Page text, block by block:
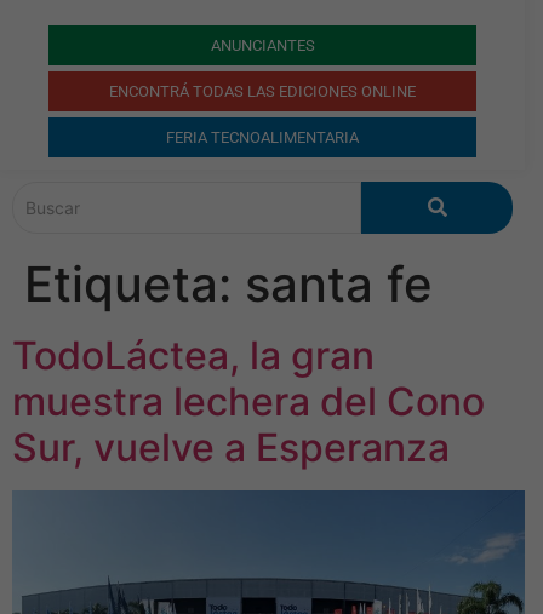
ANUNCIANTES
ENCONTRÁ TODAS LAS EDICIONES ONLINE
FERIA TECNOALIMENTARIA
Etiqueta: santa fe
TodoLáctea, la gran
muestra lechera del Cono
Sur, vuelve a Esperanza